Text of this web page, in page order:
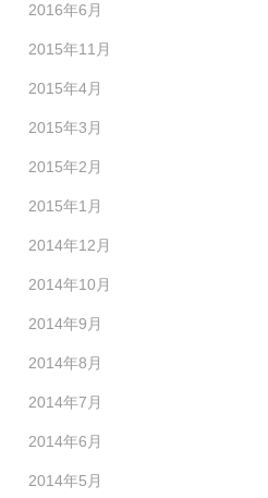
2016年6月
2015年11月
2015年4月
2015年3月
2015年2月
2015年1月
2014年12月
2014年10月
2014年9月
2014年8月
2014年7月
2014年6月
2014年5月